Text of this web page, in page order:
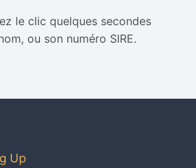
le clic quelques secondes
ou son numéro SIRE.
Up